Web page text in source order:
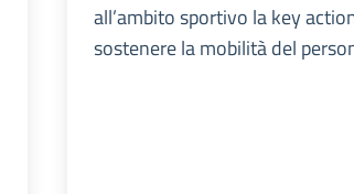
all’ambito sportivo la key
sostenere la mobilità del